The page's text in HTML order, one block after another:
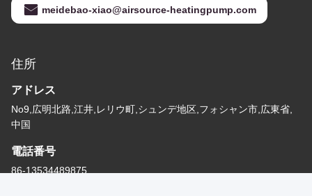
meidebao-xiao@airsource-heatingpump.com
住所
アドレス
No9,広明北路,江井,レリウ町,シュンデ地区,フォシャン市,広東省,
中国
電話番号
86-13534489875